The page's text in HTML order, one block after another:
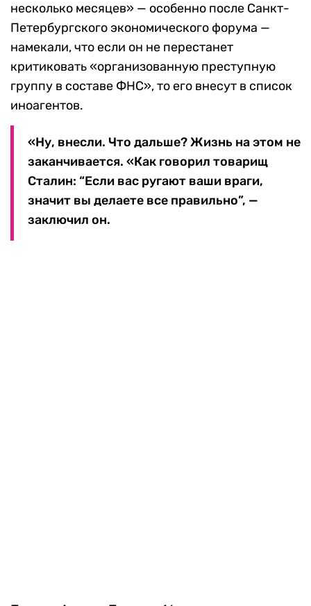
несколько месяцев» — особенно после Санкт-
Петербургского экономического форума —
намекали, что если он не перестанет
критиковать «организованную преступную
группу в составе ФНС», то его внесут в список
иноагентов.
«Ну, внесли. Что дальше? Жизнь на этом не
заканчивается. «Как говорил товарищ
Сталин: “Если вас ругают ваши враги,
значит вы делаете все правильно”, —
заключил он.